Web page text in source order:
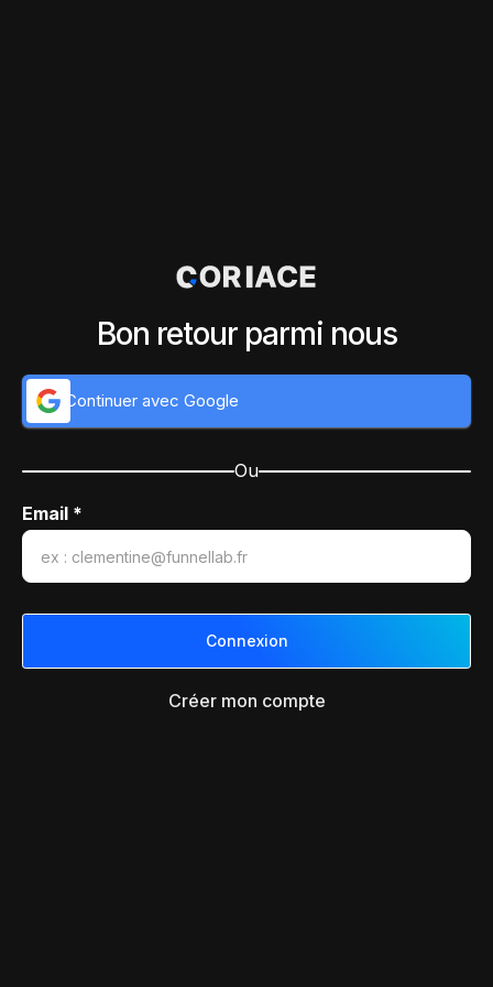
Bon retour parmi nous
Continuer avec Google
Ou
Email *
Créer mon compte